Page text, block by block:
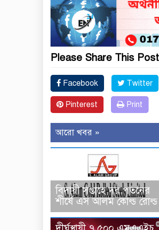
Please Share This
Facebook Twitter
Pinterest Print
আরো খবর »
বিদায়ী সপ্তাহে দর পতনের
শীর্ষে এস আলম কোল্ড রোল্ড